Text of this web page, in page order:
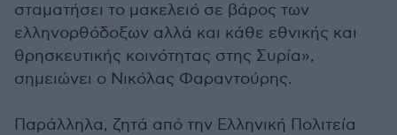
σταματήσει το μακελειό σε βάρος των
ελληνορθόδοξων αλλά και κάθε εθνικής και
θρησκευτικής κοινότητας στης Συρία»,
σημειώνει ο Νικόλας Φαραντούρης.
Παράλληλα, ζητά από την Ελληνική Πολιτεία